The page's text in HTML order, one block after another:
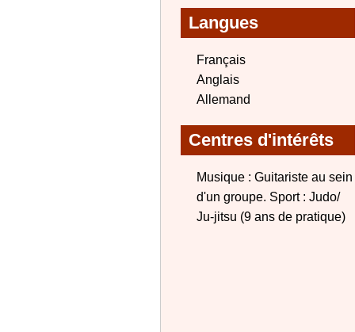
Langues
Français
Anglais
Allemand
Centres d'intérêts
Musique : Guitariste au sein
d'un groupe. Sport : Judo/
Ju-jitsu (9 ans de pratique)